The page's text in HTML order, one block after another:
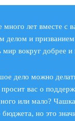
лет вместе с
делом и
мир вокруг добрее
дело можно
вас о
или мало?
но это